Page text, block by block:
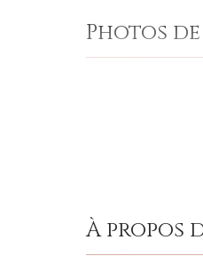
Photos
À propos